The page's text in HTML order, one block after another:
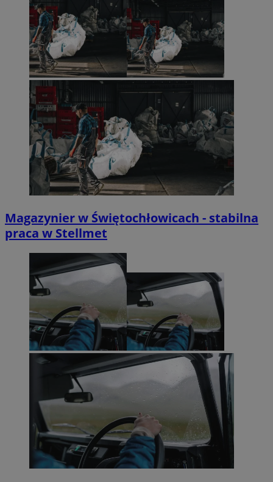
Magazynier w Świętochłowicach - stabilna
praca w Stellmet